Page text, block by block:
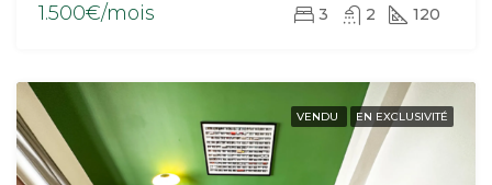
1.500€/mois 3 2 120
VENDU EN EXCLUSIVITÉ